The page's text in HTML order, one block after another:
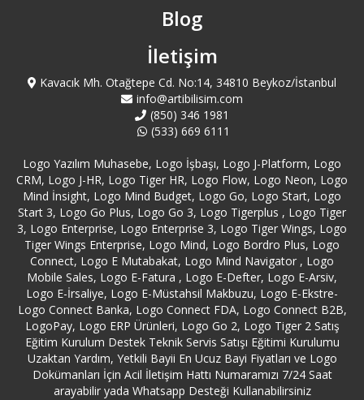
Azerbaycan Logo Servisi
Bağdat Caddesi Logo Servisi
Bahçelievler Logo Servisi
Bakırköy Logo Servisi
Balıkesir Bandırma Logo Servisi
Balıkesir Edremit Logo Servisi
Balıkesir Erdek Logo Servisi
Blog
İletişim
Kavacık Mh. Otağtepe Cd. No:14, 34810 Beykoz/İstanbul
info@artibilisim.com
(850) 346 1981
(533) 669 6111
Logo Yazılım Muhasebe, Logo İşbaşı, Logo J-Platform, Logo
CRM, Logo J-HR, Logo Tiger HR, Logo Flow, Logo Neon, Logo
Mind İnsight, Logo Mind Budget, Logo Go, Logo Start, Logo
Start 3, Logo Go Plus, Logo Go 3, Logo Tigerplus , Logo Tiger
3, Logo Enterprise, Logo Enterprise 3, Logo Tiger Wings, Logo
Tiger Wings Enterprise, Logo Mind, Logo Bordro Plus, Logo
Connect, Logo E Mutabakat, Logo Mind Navigator , Logo
Mobile Sales, Logo E-Fatura , Logo E-Defter, Logo E-Arsiv,
Logo E-İrsaliye, Logo E-Müstahsil Makbuzu, Logo E-Ekstre-
Logo Connect Banka, Logo Connect FDA, Logo Connect B2B,
LogoPay, Logo ERP Ürünleri, Logo Go 2, Logo Tiger 2 Satış
Eğitim Kurulum Destek Teknik Servis Satışı Eğitimi Kurulumu
Uzaktan Yardım, Yetkili Bayii En Ucuz Bayi Fiyatları ve Logo
Dokümanları İçin Acil İletişim Hattı Numaramızı 7/24 Saat
arayabilir yada Whatsapp Desteği Kullanabilirsiniz